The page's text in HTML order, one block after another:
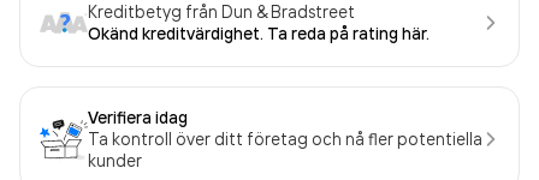
Kreditbetyg från Dun & Bradstreet
Okänd kreditvärdighet. Ta reda på rating här.
Verifiera idag
Ta kontroll över ditt företag och nå fler potentiella
kunder